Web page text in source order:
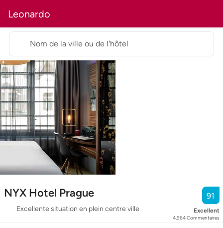
Leonardo
NYX Hotel Prague
Excellente situation en plein centre ville
91
Excellent
4,964Commentaires
Nom de la ville ou de l'hôtel